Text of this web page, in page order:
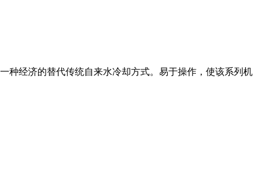
种经济的替代传统自来水冷却方式。易于操作，使该系列机